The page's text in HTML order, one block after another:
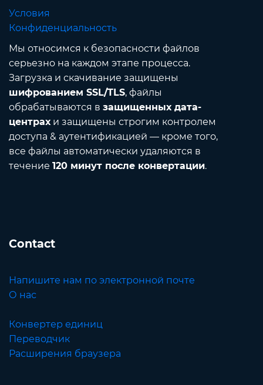
Условия
Конфиденциальность
Мы относимся к безопасности файлов
серьезно на каждом этапе процесса.
Загрузка и скачивание защищены
шифрованием SSL/TLS, файлы
обрабатываются в защищенных дата-
центрахи защищены строгим контролем
доступа & аутентификацией — кроме того,
все файлы автоматически удаляются в
течение 120 минут после конвертации.
Contact
Напишите нам по электронной почте
О нас
Конвертер единиц
Переводчик
Расширения браузера